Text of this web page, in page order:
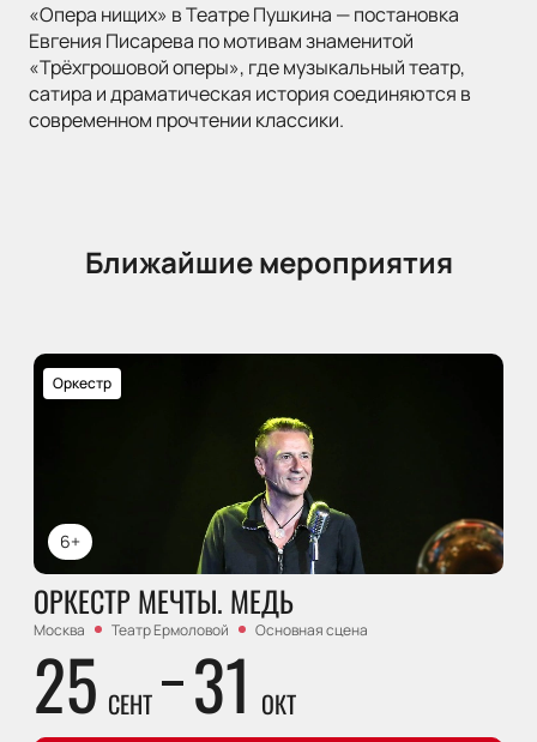
«Опера нищих» в Театре Пушкина — постановка
Евгения Писарева по мотивам знаменитой
«Трёхгрошовой оперы», где музыкальный театр,
сатира и драматическая история соединяются в
современном прочтении классики.
Ближайшие мероприятия
6+
Оркестр
ОРКЕСТР МЕЧТЫ. МЕДЬ
Москва Театр Ермоловой Основная сцена
25 СЕНТ 31 ОКТ